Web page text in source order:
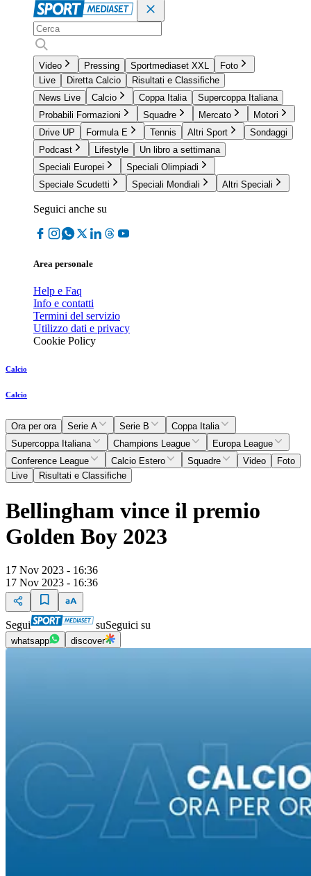
Video Pressing Sportmediaset XXL
Foto
Live
Diretta Calcio
Risultati e Classifiche
News Live
Calcio Coppa Italia
Supercoppa Italiana
Probabili Formazioni
Squadre Mercato
Motori
Drive UP
Formula E Tennis Altri Sport
Sondaggi
Podcast
Lifestyle
Un libro a settimana
Speciali Europei
Speciali Olimpiadi
Speciale Scudetti
Speciali Mondiali Altri Speciali
Seguici anche su
Area personale
Help e Faq
Info e contatti
Termini del servizio
Utilizzo dati e privacy
Cookie Policy
Calcio
Calcio
Ora per ora Serie A Serie B
Coppa Italia
Supercoppa Italiana
Champions League
Europa League
Conference League
Calcio Estero Squadre Video
Foto
Live
Risultati e Classifiche
Bellingham vince il premio
Golden Boy 2023
17 Nov 2023 - 16:36
17 Nov 2023 - 16:36
Segui suSeguici su
whatsapp discover